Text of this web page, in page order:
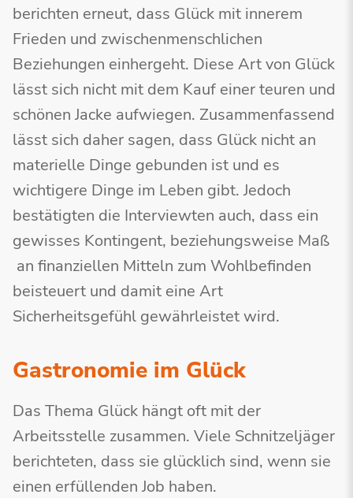
berichten erneut, dass Glück mit innerem
Frieden und zwischenmenschlichen
Beziehungen einhergeht. Diese Art von Glück
lässt sich nicht mit dem Kauf einer teuren und
schönen Jacke aufwiegen. Zusammenfassend
lässt sich daher sagen, dass Glück nicht an
materielle Dinge gebunden ist und es
wichtigere Dinge im Leben gibt. Jedoch
bestätigten die Interviewten auch, dass ein
gewisses Kontingent, beziehungsweise Maß
an finanziellen Mitteln zum Wohlbefinden
beisteuert und damit eine Art
Sicherheitsgefühl gewährleistet wird.
Gastronomie im Glück
Das Thema Glück hängt oft mit der
Arbeitsstelle zusammen. Viele Schnitzeljäger
berichteten, dass sie glücklich sind, wenn sie
einen erfüllenden Job haben.